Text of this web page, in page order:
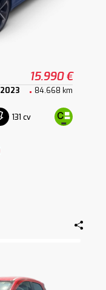
15.990 €
2023 84.668 km
131 cv